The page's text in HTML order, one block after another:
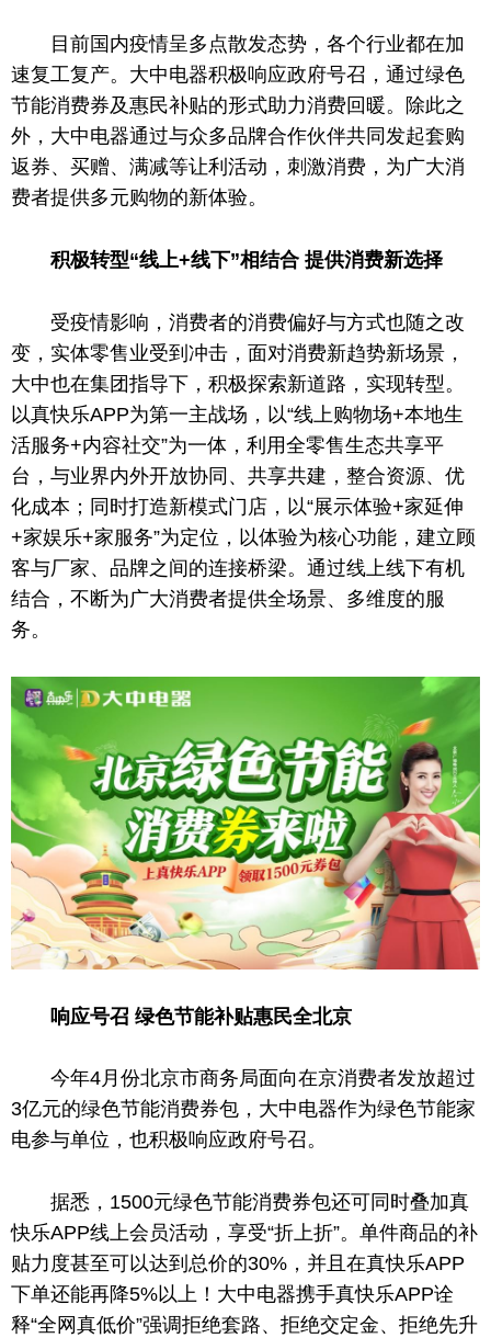
目前国内疫情呈多点散发态势，各个行业都在加
速复工复产。大中电器积极响应政府号召，通过绿色
节能消费券及惠民补贴的形式助力消费回暖。除此之
外，大中电器通过与众多品牌合作伙伴共同发起套购
返券、买赠、满减等让利活动，刺激消费，为广大消
费者提供多元购物的新体验。
积极转型“线上+线下”相结合 提供消费新选择
受疫情影响，消费者的消费偏好与方式也随之改
变，实体零售业受到冲击，面对消费新趋势新场景，
大中也在集团指导下，积极探索新道路，实现转型。
以真快乐APP为第一主战场，以“线上购物场+本地生
活服务+内容社交”为一体，利用全零售生态共享平
台 ，与业界内外开放协同、共享共建，整合资源、优
化成本；同时打造新模式门店，以“展示体验+家延伸
+家娱乐+家服务”为定位，以体验为核心功能，建立顾
客与厂家、品牌之间的连接桥梁。通过线上线下有机
结合，不断为广大消费者提供全场景、多维度的服
务。
响应号召 绿色节能补贴惠民全北京
今年4月份北京市商务局面向在京消费者发放超过
3亿元的绿色节能消费券包，大中电器作为绿色节能家
电参与单位，也积极响应政府号召。
据悉，1500元绿色节能消费券包还可同时叠加真
快乐APP线上会员活动，享受“折上折”。单件商品的补
贴力度甚至可以达到 总价的30%，并且在真快乐APP
下单还能再降5%以上！大中电器携手真快乐APP诠
释“全网真低价”强调拒绝套路、拒绝交定金、拒绝先升